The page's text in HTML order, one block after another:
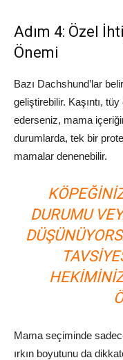
Adım 4: Özel
Önemi
Bazı Dachshund’lar
geliştirebilir. Kaşıntı,
ederseniz, mama
durumlarda, tek bir
mamalar denenebilir.
DURUMU
Mama seçiminde
ırkın boyutunu da